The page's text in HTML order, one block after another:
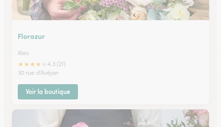
Florazur
Ales
★★★★
4.3 (21)
30 rue d'Avéjan
Voir la boutique